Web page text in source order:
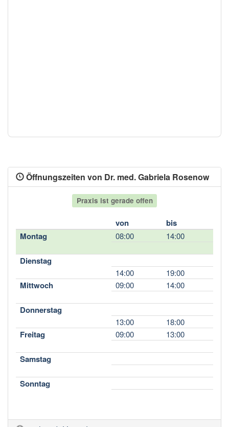
Öffnungszeiten von Dr. med. Gabriela Rosenow
Praxis ist gerade offen
von
bis
Montag
08:00 14:00
Dienstag
14:00 19:00
Mittwoch 09:00 14:00
Donnerstag
13:00 18:00
Freitag 09:00 13:00
Samstag
Sonntag